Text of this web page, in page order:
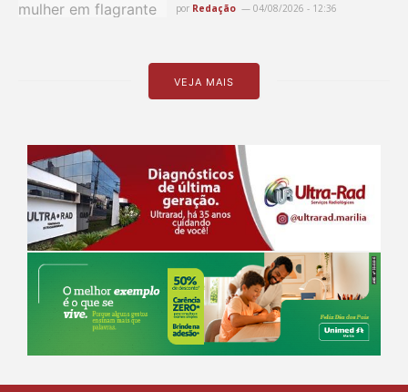
por Redação 04/08/2026 - 12:36
VEJA MAIS